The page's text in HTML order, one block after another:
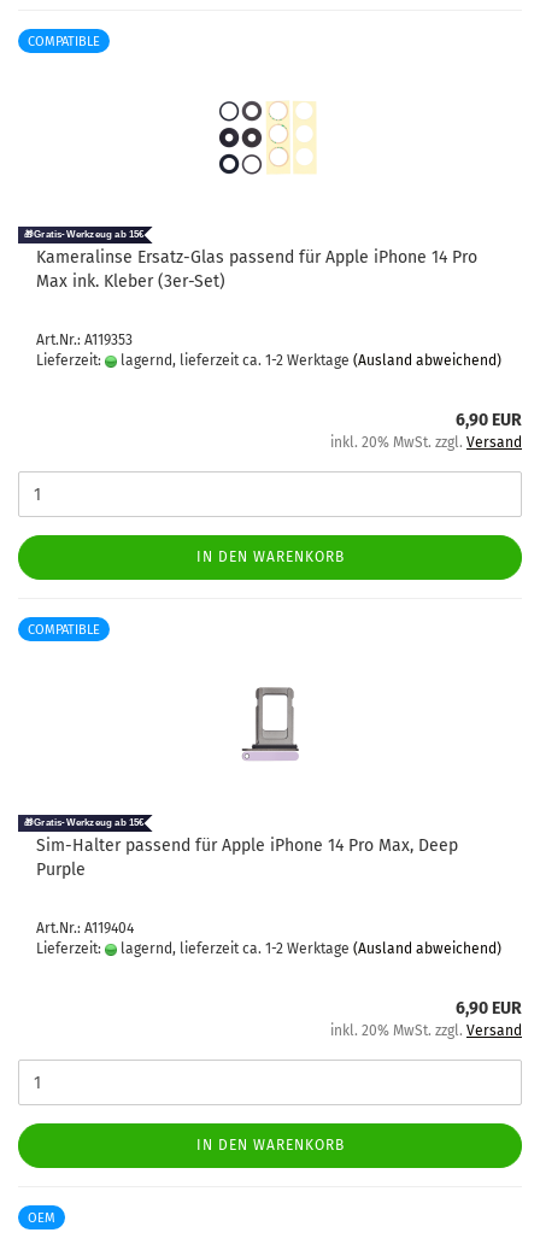
COMPATIBLE
Ka­me­ra­lin­se Ersatz-​​Glas pas­send für Apple iPho­ne 14 Pro
Max ink. Kle­ber (3er-​Set)
Art.Nr.: A119353
Lieferzeit:
lagernd, lieferzeit ca. 1-2 Werktage (Ausland abweichend)
6,90 EUR
inkl. 20% MwSt. zzgl. Versand
IN DEN WARENKORB
COMPATIBLE
Sim-​Hal­ter pas­send für Apple iPho­ne 14 Pro Max, Deep
Purp­le
Art.Nr.: A119404
Lieferzeit:
lagernd, lieferzeit ca. 1-2 Werktage (Ausland abweichend)
6,90 EUR
inkl. 20% MwSt. zzgl. Versand
IN DEN WARENKORB
OEM